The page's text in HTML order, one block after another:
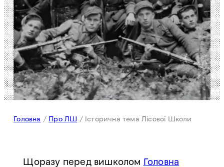
Головна / Про ЛШ / Історична тема Лісової Школи
Щоразу перед вишколом Головна